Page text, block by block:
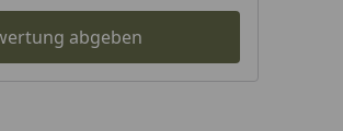
abgeben